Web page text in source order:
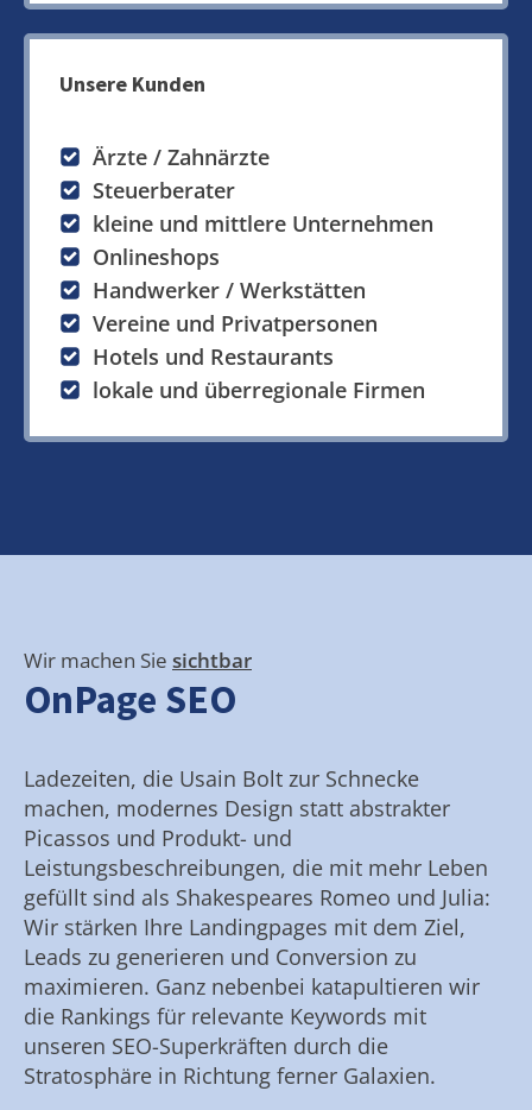
Unsere Kunden
Ärzte / Zahnärzte
Steuerberater
kleine und mittlere Unternehmen
Onlineshops
Handwerker / Werkstätten
Vereine und Privatpersonen
Hotels und Restaurants
lokale und überregionale Firmen
Wir machen Sie sichtbar
OnPage SEO
Ladezeiten, die Usain Bolt zur Schnecke
machen, modernes Design statt abstrakter
Picassos und Produkt- und
Leistungsbeschreibungen, die mit mehr Leben
gefüllt sind als Shakespeares Romeo und Julia:
Wir stärken Ihre Landingpages mit dem Ziel,
Leads zu generieren und Conversion zu
maximieren. Ganz nebenbei katapultieren wir
die Rankings für relevante Keywords mit
unseren SEO-Superkräften durch die
Stratosphäre in Richtung ferner Galaxien.